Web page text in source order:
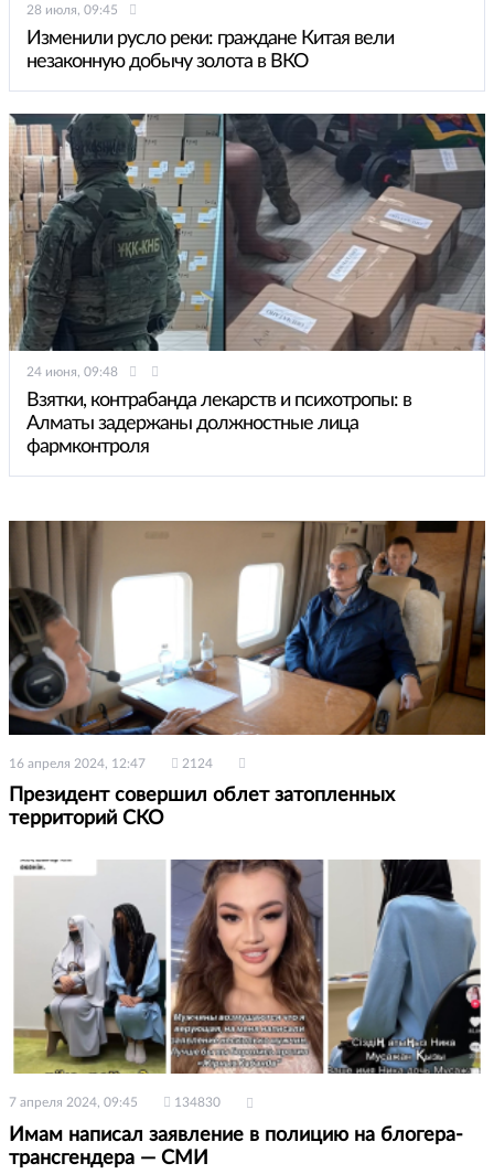
28 июля, 09:45
Изменили русло реки: граждане Китая вели
незаконную добычу золота в ВКО
24 июня, 09:48
Взятки, контрабанда лекарств и психотропы: в
Алматы задержаны должностные лица
фармконтроля
16 апреля 2024, 12:47 2124
Президент совершил облет затопленных
территорий СКО
7 апреля 2024, 09:45 134830
Имам написал заявление в полицию на блогера-
трансгендера — СМИ